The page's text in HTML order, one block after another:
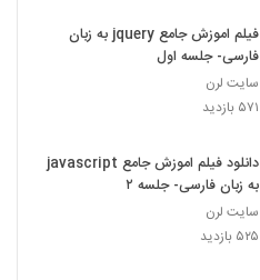
فیلم اموزش جامع jquery به زبان
فارسی- جلسه اول
سایت لرن
۵۷۱ بازدید
دانلود فیلم اموزش جامع javascript
به زبان فارسی- جلسه ۲
سایت لرن
۵۲۵ بازدید